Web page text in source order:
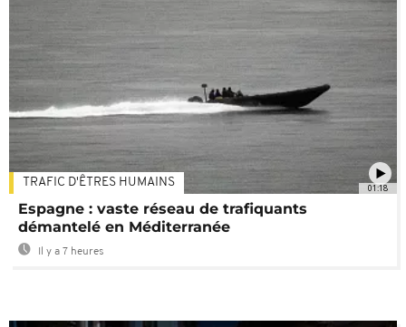
01:18
TRAFIC D'ÊTRES HUMAINS
Espagne : vaste réseau de trafiquants
démantelé en Méditerranée
Il y a 7 heures